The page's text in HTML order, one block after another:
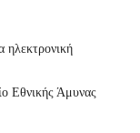
ηλεκτρονική
Εθνικής Άμυνας